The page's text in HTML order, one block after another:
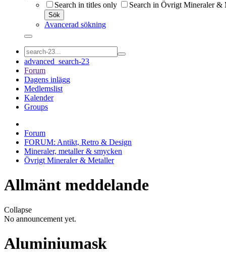
Search in titles only Search in Övrigt Mineraler &
Sök
Avancerad sökning
advanced_search-23
Forum
Dagens inlägg
Medlemslist
Kalender
Groups
Forum
FORUM: Antikt, Retro & Design
Mineraler, metaller & smycken
Övrigt Mineraler & Metaller
Allmänt meddelande
Collapse
No announcement yet.
Aluminiumask